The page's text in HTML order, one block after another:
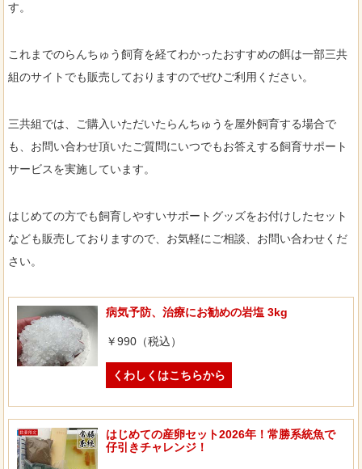
す。
これまでのらんちゅう飼育を経てわかったおすすめの餌は一部三共
組のサイトでも販売しておりますのでぜひご利用ください。
三共組では、ご購入いただいたらんちゅうを屋外飼育する場合で
も、お問い合わせ頂いたご質問にいつでもお答えする飼育サポート
サービスを実施しています。
はじめての方でも飼育しやすいサポートグッズをお付けしたセット
なども販売しておりますので、お気軽にご相談、お問い合わせくだ
さい。
病気予防、治療にお勧めの岩塩 3kg
￥990（税込）
くわしくはこちらから
はじめての産卵セット2026年！常勝系統魚で
仔引きチャレンジ！